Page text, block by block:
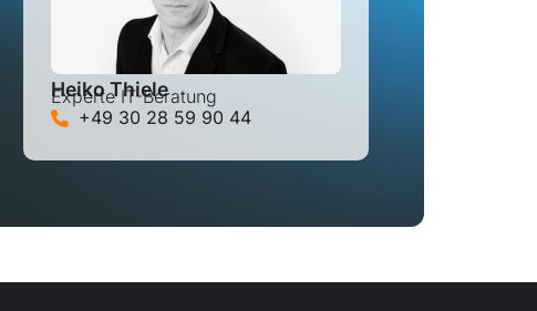
Heiko Thiele
Experte IT-Beratung
+49 30 28 59 90 44